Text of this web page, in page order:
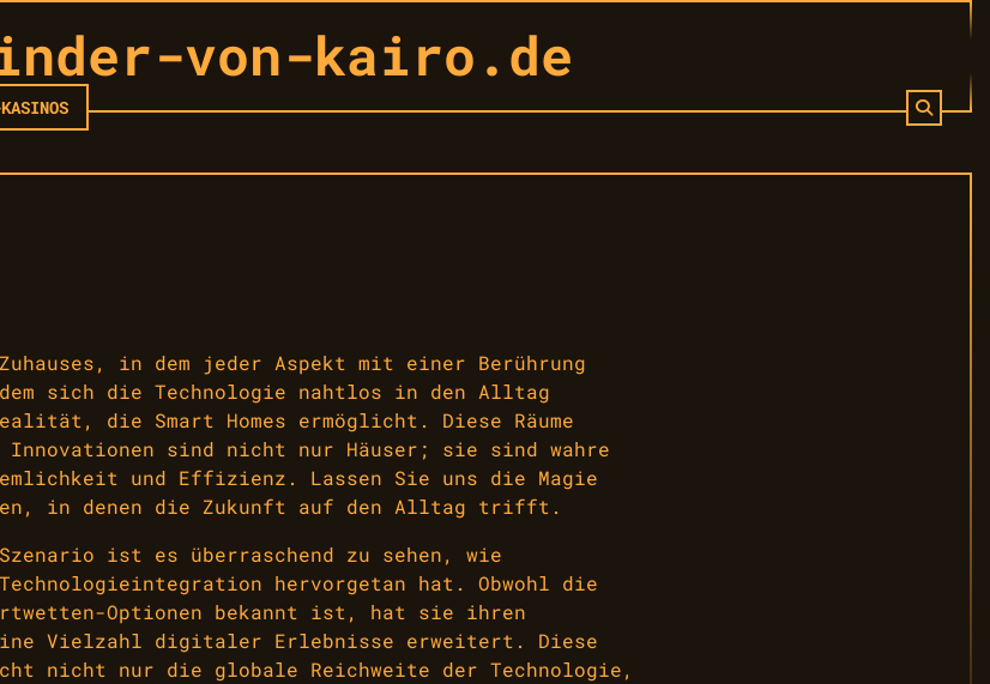
von-kairo.de
in dem jeder Aspekt mit einer Berührung
sich die Technologie nahtlos in den Alltag
die Smart Homes ermöglicht. Diese Räume
sind nicht nur Häuser; sie sind wahre
und Effizienz. Lassen Sie uns die Magie
in denen die Zukunft auf den Alltag trifft.
ist es überraschend zu sehen, wie
hervorgetan hat. Obwohl die
Optionen bekannt ist, hat sie ihren
eine Vielzahl digitaler Erlebnisse erweitert. Diese
nicht nur die globale Reichweite der Technologie,